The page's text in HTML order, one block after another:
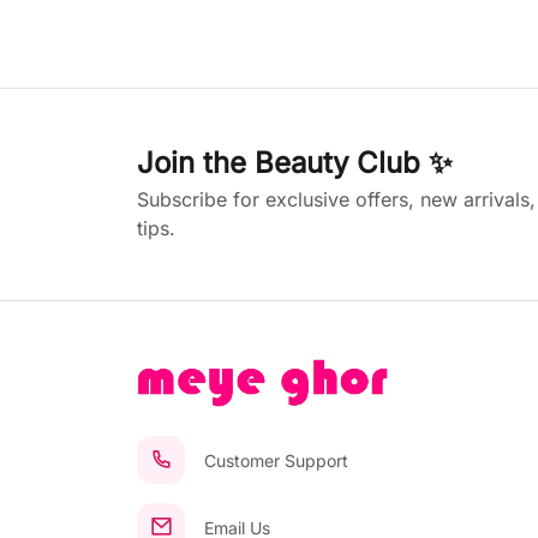
Join the Beauty Club ✨
Subscribe for exclusive offers, new
tips.
Customer Support
Email Us